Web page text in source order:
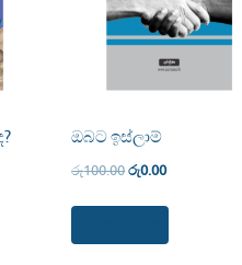
ඔබට ඉස්ලාම්
රු100.00රු0.00